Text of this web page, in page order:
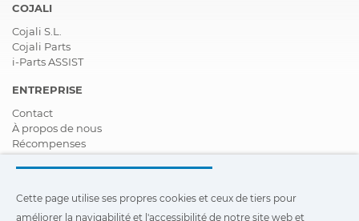
COJALI
Cojali S.L.
Cojali Parts
i-Parts ASSIST
ENTREPRISE
Contact
À propos de nous
Récompenses
Certifications
Nouveautés
Cette page utilise ses propres cookies et ceux de tiers pour
améliorer la navigabilité et l'accessibilité de notre site web et